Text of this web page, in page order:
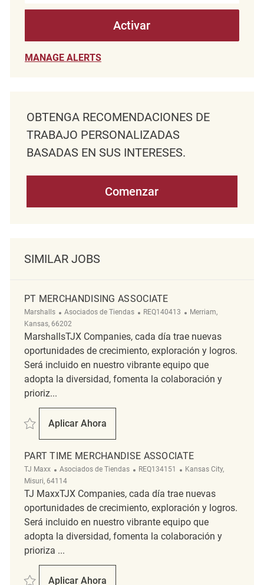
Activar
MANAGE ALERTS
OBTENGA RECOMENDACIONES DE
TRABAJO PERSONALIZADAS
BASADAS EN SUS INTERESES.
Comenzar
SIMILAR JOBS
PT MERCHANDISING ASSOCIATE
Marshalls Categoría
Asociados de Tiendas ReqId
REQ140413 Ubicación
Merriam,
Kansas, 66202
MarshallsTJX Companies, cada día trae nuevas
oportunidades de crecimiento, exploración y logros.
Será incluido en nuestro vibrante equipo que
adopta la diversidad, fomenta la colaboración y
prioriz...
Salvar PT Merchandising Associate REQ140413
Aplicar Ahora
PT Merchandising Associate
PART TIME MERCHANDISE ASSOCIATE
TJ Maxx Categoría
Asociados de Tiendas ReqId
REQ134151 Ubicación
Kansas City,
Misuri, 64114
TJ MaxxTJX Companies, cada día trae nuevas
oportunidades de crecimiento, exploración y logros.
Será incluido en nuestro vibrante equipo que
adopta la diversidad, fomenta la colaboración y
prioriza ...
Salvar Part Time Merchandise Associate REQ134151
Aplicar Ahora